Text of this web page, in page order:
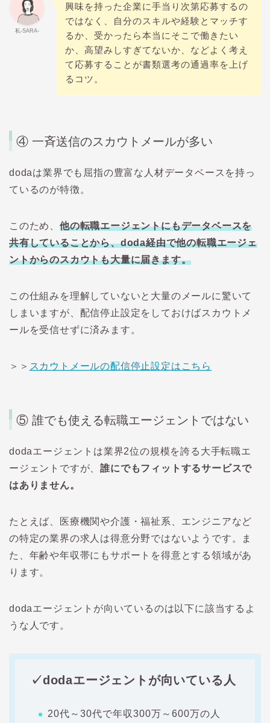
私-SARA-
興味を持った企業に手当り次第応募するの
ではなく、自分のスキルや経験とマッチす
るか、受かったら本当にそこで働きたい
か、高望みしすぎてないか、などよく考え
て応募することが書類選考の通過率を上げ
るコツ。
④ 一斉送信のスカウトメールが多い
dodaは業界でも屈指の豊富な人材データベースを持っ
ているのが特徴。
このため、 他の転職エージェントにもデータベースを
共有していることから、doda経由で他の転職エージェ
ントからのスカウトも大量に届きます。
この仕組みを理解していないと大量のメールに驚いて
しまいますが、配信停止設定をしておけばスカウトメ
ールを受信せずに済みます。
＞＞ スカウトメールの配信停止設定はこちら
⑤ 誰でも使える転職エージェントではない
dodaエージェントは業界2位の規模を誇る大手転職エ
ージェントですが、誰にでもフィットするサービスで
はありません。
たとえば、医療機関や介護・福祉系、エンジニアなど
の特定の業界の求人は得意分野ではないようです。ま
た、年齢や年収帯にもサポートを得意とする領域があ
ります。
dodaエージェントが向いているのは以下に該当するよ
うな人です。
✓dodaエージェントが向いている人
20代～ 30代で年収300万～ 600万の人